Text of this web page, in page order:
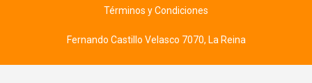
Términos y Condiciones
Fernando Castillo Velasco 7070, La Reina